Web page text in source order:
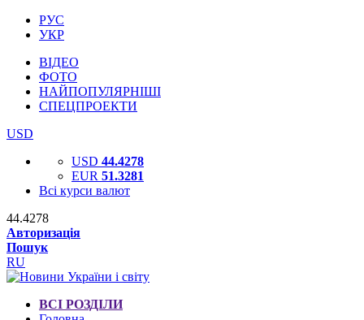
РУС
УКР
ВІДЕО
ФОТО
НАЙПОПУЛЯРНІШІ
СПЕЦПРОЕКТИ
USD
USD 44.4278
EUR 51.3281
Всі курси валют
44.4278
Авторизація
Пошук
RU
ВСІ РОЗДІЛИ